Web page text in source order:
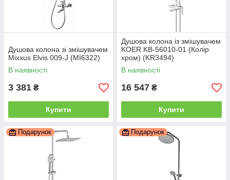
Душова колона зі змішувачем
Mixxus Elvis 009-J (MI6322)
В наявності
3 381 ₴
Купити
Душова колона із змішувачем
KOER KB-56010-01 (Колір
хром) (KR3494)
В наявності
16 547 ₴
Купити
Подарунок Подарунок